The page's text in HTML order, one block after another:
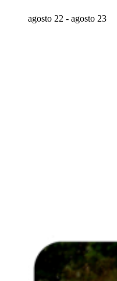
agosto 22 - agosto 23